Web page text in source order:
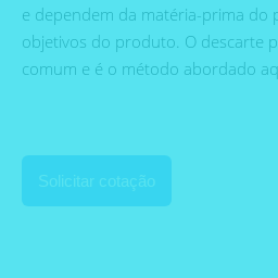
e dependem da matéria-prima do
objetivos do produto. O descarte
comum e é o método abordado
Solicitar cotação